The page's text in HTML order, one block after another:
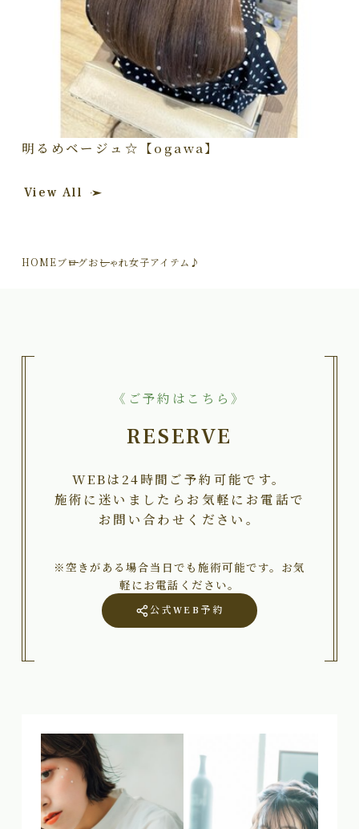
明るめベージュ☆【ogawa】
View All
HOMEブログおしゃれ女子アイテム♪
《ご予約はこちら》
RESERVE
WEBは24時間ご予約可能です。
施術に迷いましたらお気軽にお電話で
お問い合わせください。
※空きがある場合当日でも施術可能です。お気
軽にお電話ください。
公式WEB予約